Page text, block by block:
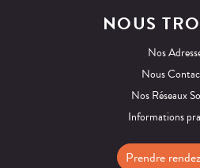
NOUS
Nos
Nous
Nos Réseaux
Informations
Prendre